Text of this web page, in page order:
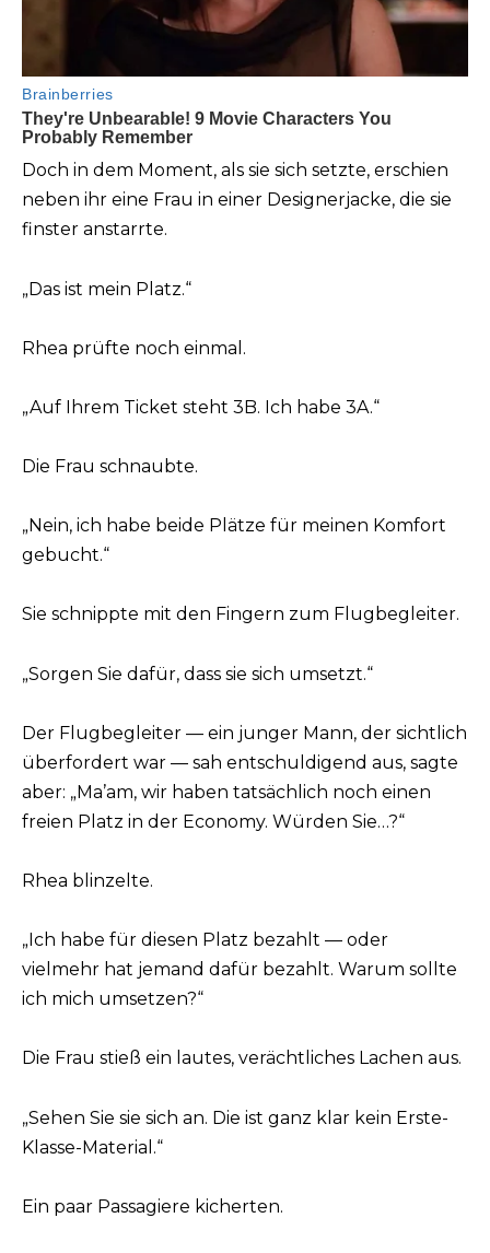
Doch in dem Moment, als sie sich setzte, erschien
neben ihr eine Frau in einer Designerjacke, die sie
finster anstarrte.
„Das ist mein Platz.“
Rhea prüfte noch einmal.
„Auf Ihrem Ticket steht 3B. Ich habe 3A.“
Die Frau schnaubte.
„Nein, ich habe beide Plätze für meinen Komfort
gebucht.“
Sie schnippte mit den Fingern zum Flugbegleiter.
„Sorgen Sie dafür, dass sie sich umsetzt.“
Der Flugbegleiter — ein junger Mann, der sichtlich
überfordert war — sah entschuldigend aus, sagte
aber: „Ma’am, wir haben tatsächlich noch einen
freien Platz in der Economy. Würden Sie…?“
Rhea blinzelte.
„Ich habe für diesen Platz bezahlt — oder
vielmehr hat jemand dafür bezahlt. Warum sollte
ich mich umsetzen?“
Die Frau stieß ein lautes, verächtliches Lachen aus.
„Sehen Sie sie sich an. Die ist ganz klar kein Erste-
Klasse-Material.“
Ein paar Passagiere kicherten.